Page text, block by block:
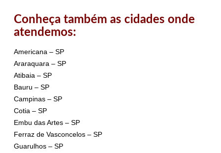
Conheça também as cidades onde
atendemos:
Americana – SP
Araraquara – SP
Atibaia – SP
Bauru – SP
Campinas – SP
Cotia – SP
Embu das Artes – SP
Ferraz de Vasconcelos – SP
Guarulhos – SP